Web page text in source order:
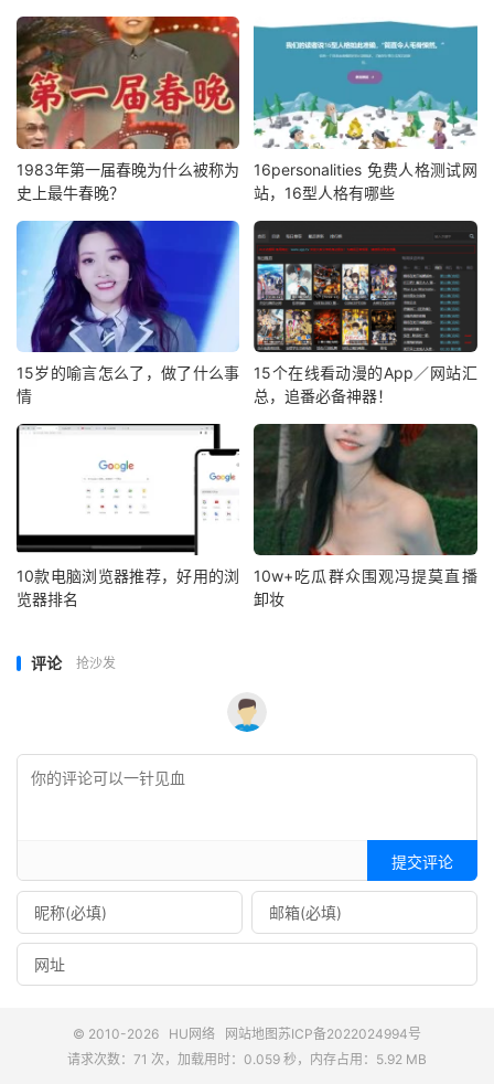
1983年第一届春晚为什么被称为
史上最牛春晚？
16personalities 免费人格测试网
站，16型人格有哪些
15岁的喻言怎么了，做了什么事
情
15个在线看动漫的App／网站汇
总，追番必备神器！
10款电脑浏览器推荐，好用的浏
览器排名
10w+吃瓜群众围观冯提莫直播
卸妆
评论 抢沙发
提交评论
© 2010-2026 HU网络 网站地图 苏ICP备2022024994号
请求次数：71 次，加载用时：0.059 秒，内存占用：5.92 MB